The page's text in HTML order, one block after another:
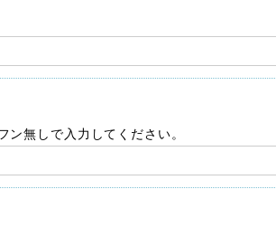
ン無しで入力してください。